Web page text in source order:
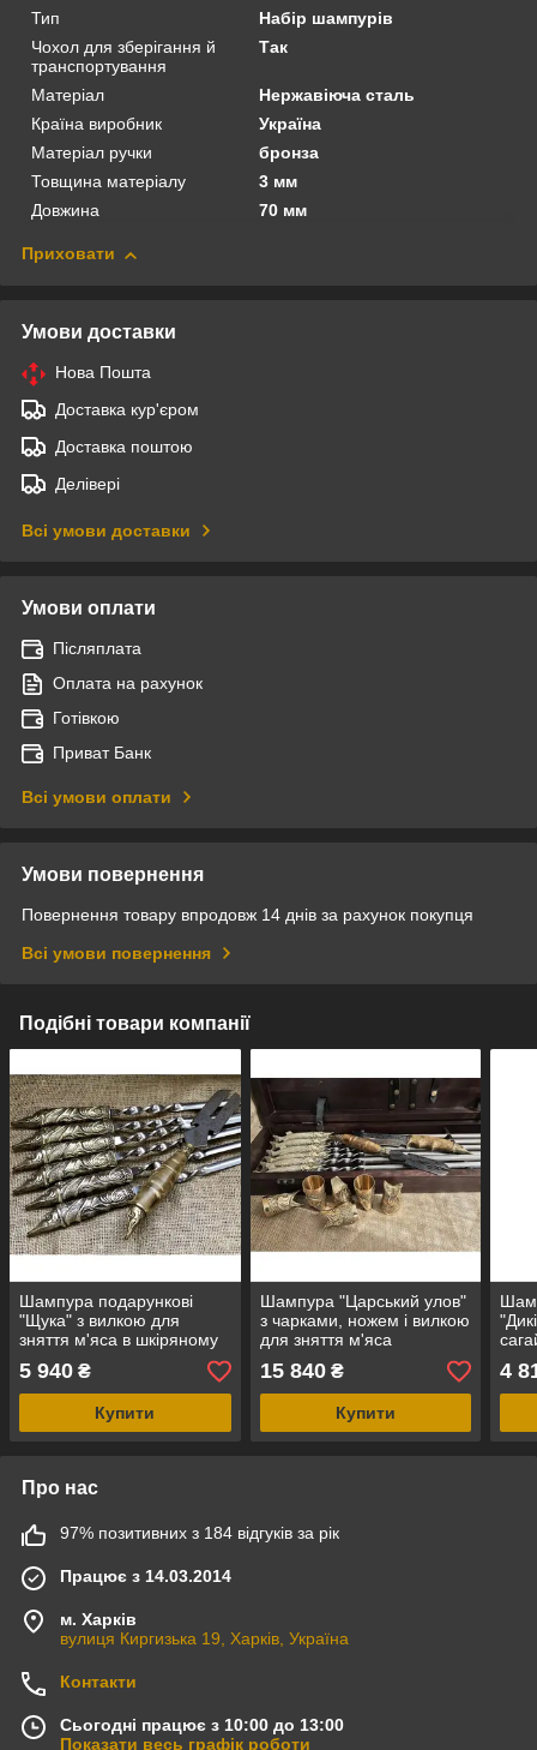
Тип
Набір шампурів
Чохол для зберігання й
транспортування
Так
Матеріал
Нержавіюча сталь
Країна виробник
Україна
Матеріал ручки
бронза
Товщина матеріалу
3 мм
Довжина
70 мм
Приховати
Умови доставки
Нова Пошта
Доставка кур'єром
Доставка поштою
Делівері
Всі умови доставки
Умови оплати
Післяплата
Оплата на рахунок
Готівкою
Приват Банк
Всі умови оплати
Умови повернення
Повернення товару впродовж 14 днів за рахунок покупця
Всі умови повернення
Подібні товари компанії
Шампура подарункові
"Щука" з вилкою для
зняття м'яса в шкіряному
5 940 ₴
Купити
Шампура "Царський улов"
з чарками, ножем і вилкою
для зняття м'яса
15 840₴
Купити
4
Про нас
97% позитивних з 184 відгуків за рік
Працює з 14.03.2014
м. Харків
вулиця Киргизька 19, Харків, Україна
Контакти
Сьогодні працює з 10:00 до 13:00
Показати весь графік роботи